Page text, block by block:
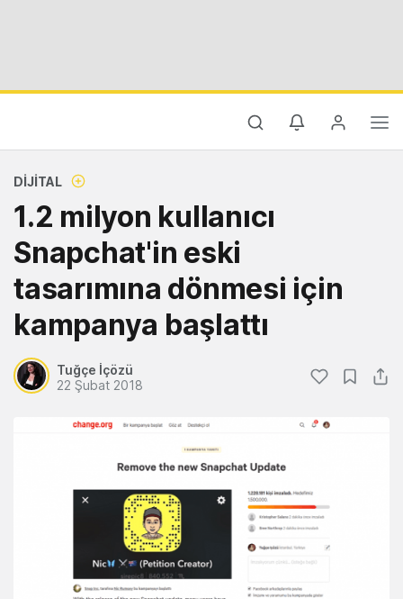
DIJITAL
1.2 milyon kullanıcı
Snapchat'in eski
tasarımına dönmesi için
kampanya başlattı
Tuğçe İçözü
22 Şubat 2018